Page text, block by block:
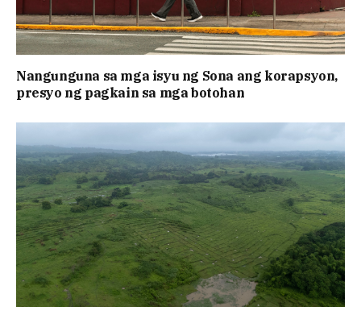
Nangunguna sa mga isyu ng Sona ang korapsyon,
presyo ng pagkain sa mga botohan